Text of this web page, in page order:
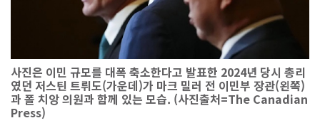
사진은 이민 규모를 대폭 축소한다고 발표한 2024년 당시 총리
였던 저스틴 트뤼도(가운데)가 마크 밀러 전 이민부 장관(왼쪽)
과 폴 치앙 의원과 함께 있는 모습. (사진출처=The Canadian
Press)